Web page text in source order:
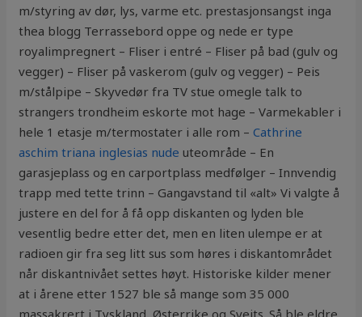
m/styring av dør, lys, varme etc. prestasjonsangst inga
thea blogg Terrassebord oppe og nede er type
royalimpregnert – Fliser i entré – Fliser på bad (gulv og
vegger) – Fliser på vaskerom (gulv og vegger) – Peis
m/stålpipe – Skyvedør fra TV stue omegle talk to
strangers trondheim eskorte mot hage – Varmekabler i
hele 1 etasje m/termostater i alle rom –Cathrine
aschim triana inglesias nude uteområde – En
garasjeplass og en carportplass medfølger – Innvendig
trapp med tette trinn – Gangavstand til «alt» Vi valgte å
justere en del for å få opp diskanten og lyden ble
vesentlig bedre etter det, men en liten ulempe er at
radioen gir fra seg litt sus som høres i diskantområdet
når diskantnivået settes høyt. Historiske kilder mener
at i årene etter 1527 ble så mange som 35 000